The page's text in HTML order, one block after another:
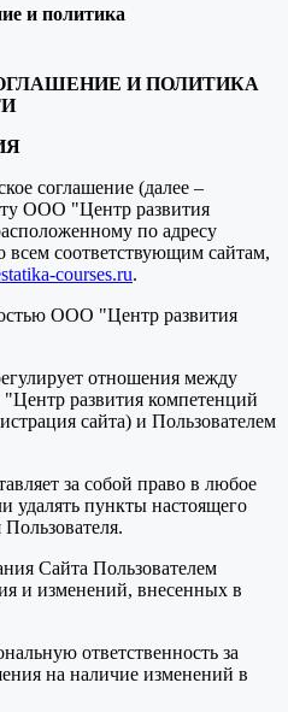
и политика
И ПОЛИТИКА
соглашение (далее –
ООО "Центр развития
по адресу
всем соответствующим сайтам,
courses.ru.
ООО "Центр развития
отношения между
развития компетенций
сайта) и Пользователем
за собой право в любое
удалять пункты настоящего
Сайта Пользователем
и изменений, внесенных в
ответственность за
на наличие изменений в